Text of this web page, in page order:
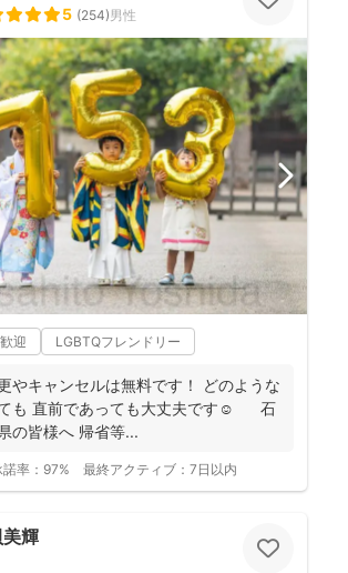
5 (254)男性
迎 LGBTQフレンドリー
やキャンセルは無料です！ どのような
も 直前であっても大丈夫です☺️ 石
の皆様へ 帰省等...
率： 97% 最終アクティブ： 7日以内
輝